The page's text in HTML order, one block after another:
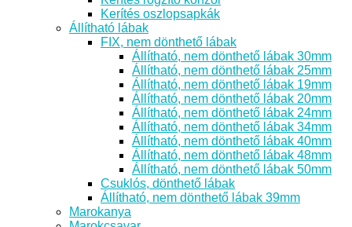
Kerítés oszlopsapkák
Állítható lábak
FIX, nem dönthető lábak
Állítható, nem dönthető lábak 30mm
Állítható, nem dönthető lábak 25mm
Állítható, nem dönthető lábak 19mm
Állítható, nem dönthető lábak 20mm
Állítható, nem dönthető lábak 24mm
Állítható, nem dönthető lábak 34mm
Állítható, nem dönthető lábak 40mm
Állítható, nem dönthető lábak 48mm
Állítható, nem dönthető lábak 50mm
Csuklós, dönthető lábak
Állítható, nem dönthető lábak 39mm
Marokanya